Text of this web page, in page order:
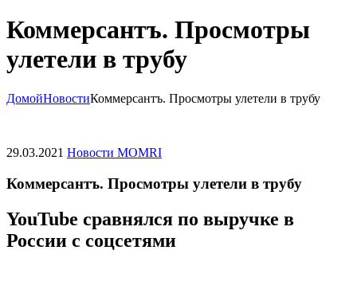
Коммерсантъ. Просмотры
улетели в трубу
ДомойНовостиКоммерсантъ. Просмотры улетели в трубу
29.03.2021 Новости MOMRI
Коммерсантъ. Просмотры улетели в трубу
YouTube сравнялся по выручке в
России с соцсетями